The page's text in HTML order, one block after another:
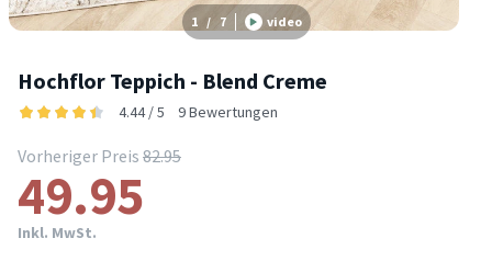
1 / 7 video
Hochflor Teppich - Blend Creme
4.44 / 5 9 Bewertungen
Vorheriger Preis 82.95
49.95
Inkl. MwSt.